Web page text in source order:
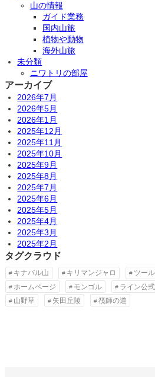
山の情報
ガイド業務
国内山旅
植物や動物
海外山旅
未分類
ニワトリの部屋
アーカイブ
2026年7月
2026年5月
2026年1月
2025年12月
2025年11月
2025年10月
2025年9月
2025年8月
2025年7月
2025年6月
2025年5月
2025年4月
2025年3月
2025年2月
タグクラウド
キナバル山 キリマンジャロ
ツー
ホームページ
モンゴル ライン公
山野草
矢田丘陵 筏師の道